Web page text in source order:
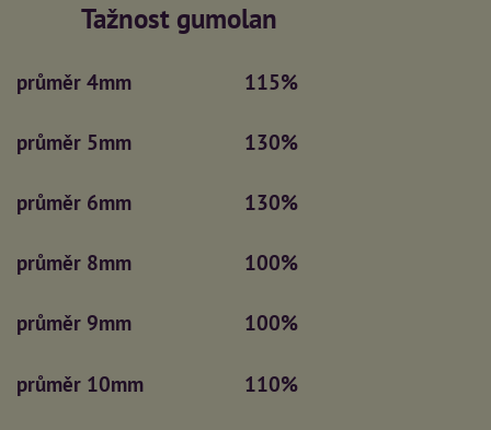
Tažnost gumolan
průměr 4mm 115%
průměr 5mm 130%
průměr 6mm 130%
průměr 8mm 100%
průměr 9mm 100%
průměr 10mm 110%